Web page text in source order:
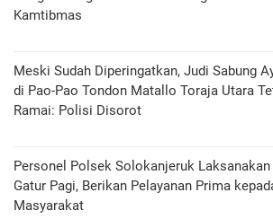
Kamtibmas
Meski Sudah Diperingatkan, Judi Sabung
di Pao-Pao Tondon Matallo Toraja Utara
Ramai: Polisi Disorot
Personel Polsek Solokanjeruk Laksanakan
Gatur Pagi, Berikan Pelayanan Prima
Masyarakat